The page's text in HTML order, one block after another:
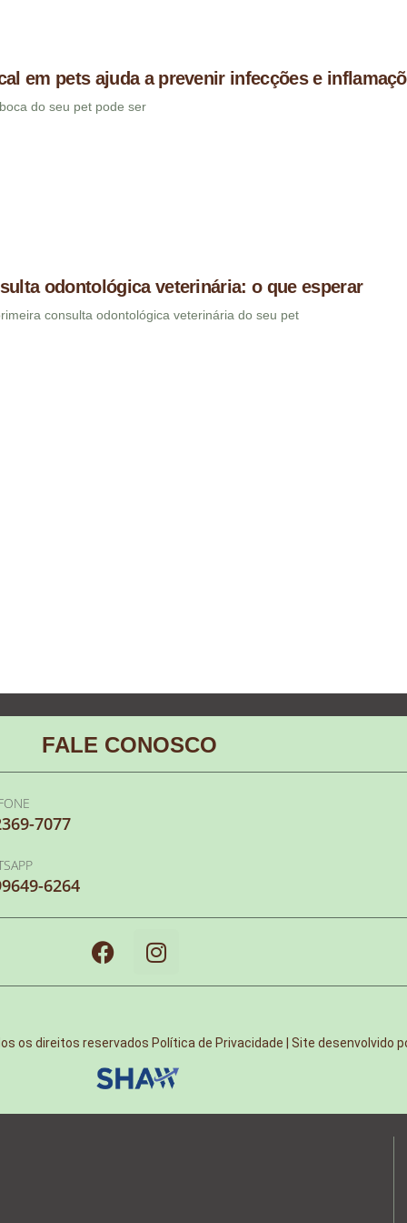
em pets ajuda a prevenir infecções e
do seu pet pode ser
odontológica veterinária: o que esperar
consulta odontológica veterinária do seu pet
FALE CONOSCO
7077
6264
os direitos reservados Política de Privacidade | Site desenvolvido